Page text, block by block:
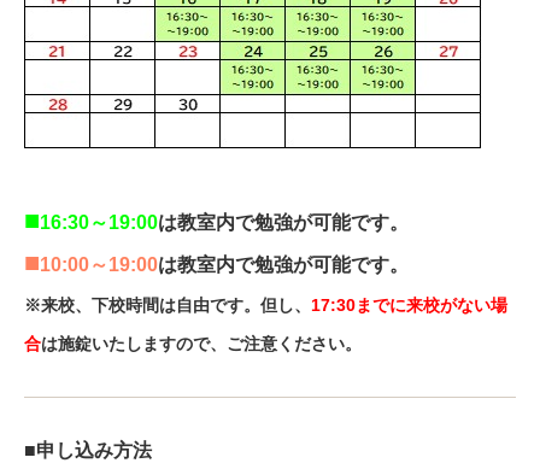
■16:30～19:00は教室内で勉強が可能です。
■10:00～19:00は教室内で勉強が可能です。
※来校、下校時間は自由です。但し、 17:30までに来校がない場
合は施錠いたしますので、ご注意ください。
■申し込み方法